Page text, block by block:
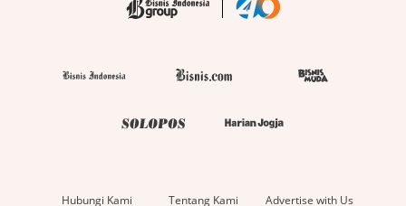
Hubungi Kami Tentang Kami Advertise with Us